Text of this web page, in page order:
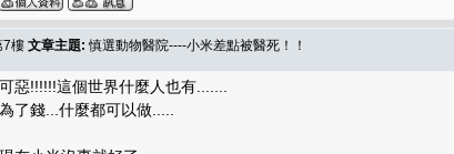
樓 文章主題: 慎選動物醫院----小米差點被醫死！！
可惡!!!!!!這個世界什麼人也有.......
為了錢...什麼都可以做.....